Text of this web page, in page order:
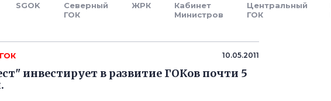
SGOK
Северный
ГОК
ЖРК
Кабинет
Министров
Центральный
ГОК
10.05.2011
инвестирует в развитие ГОКов почти 5